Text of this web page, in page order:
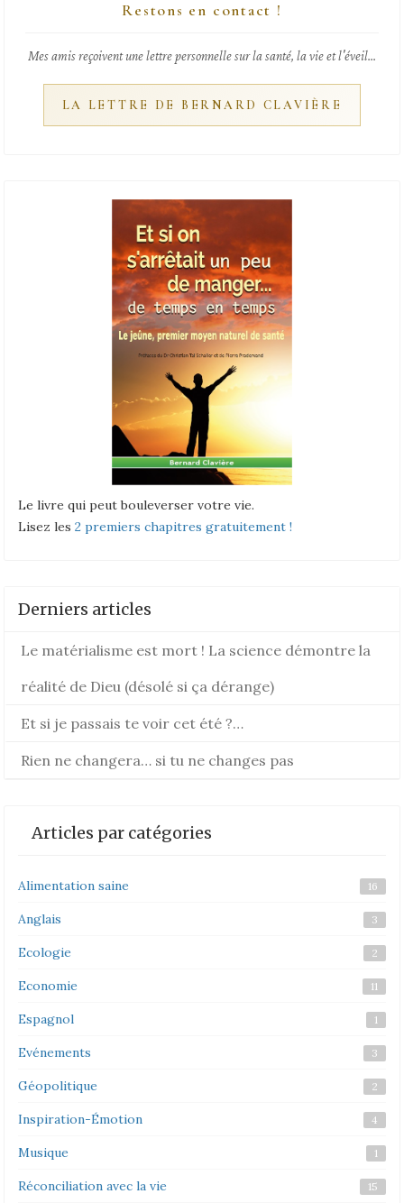
Restons en contact !
Mes amis reçoivent une lettre personnelle sur la santé, la vie et l'éveil...
LA LETTRE DE BERNARD CLAVIÈRE
Le livre qui peut bouleverser votre vie.
Lisez les 2 premiers chapitres gratuitement !
Derniers articles
Le matérialisme est mort ! La science démontre la
réalité de Dieu (désolé si ça dérange)
Et si je passais te voir cet été ?…
Rien ne changera… si tu ne changes pas
Articles par catégories
Alimentation saine 16
Anglais 3
Ecologie 2
Economie 11
Espagnol 1
Evénements 3
Géopolitique 2
Inspiration-Émotion 4
Musique 1
Réconciliation avec la vie 15